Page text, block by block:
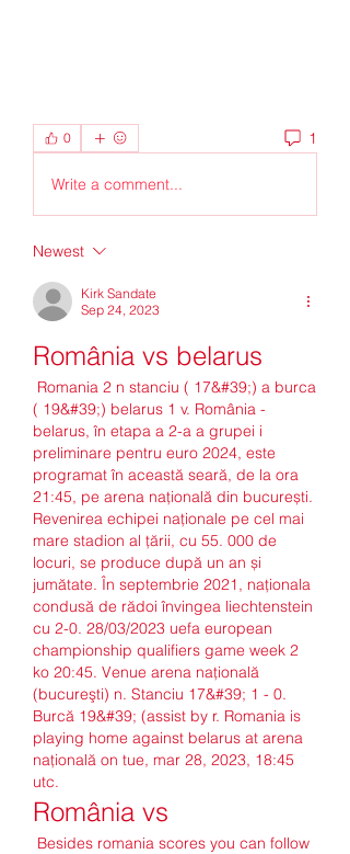
0 1
Write a comment...
Newest
Kirk Sandate
Sep 24, 2023
România vs belarus
( 19&#39;) belarus 1 v. România -
belarus, în etapa a 2-a a grupei i
preliminare pentru euro 2024, este
programat în această seară, de la ora
21:45, pe arena națională din bucurești.
Revenirea echipei naționale pe cel mai
mare stadion al țării, cu 55. 000 de
locuri, se produce după un an și
jumătate. În septembrie 2021, naționala
condusă de rădoi învingea liechtenstein
cu 2-0. 28/03/2023 uefa european
championship qualifiers game week 2
ko 20:45. Venue arena naţională
(bucureşti) n. Stanciu 17&#39; 1 - 0.
Burcă 19&#39; (assist by r. Romania is
playing home against belarus at arena
naţională on tue, mar 28, 2023, 18:45
utc.
România vs